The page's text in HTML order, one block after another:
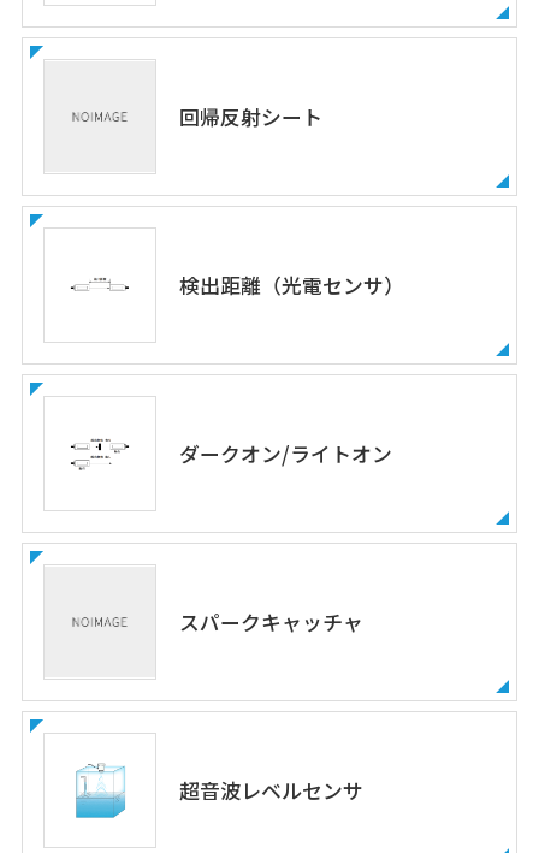
回帰反射シート
検出距離（光電センサ）
ダークオン/ライトオン
スパークキャッチャ
超音波レベルセンサ